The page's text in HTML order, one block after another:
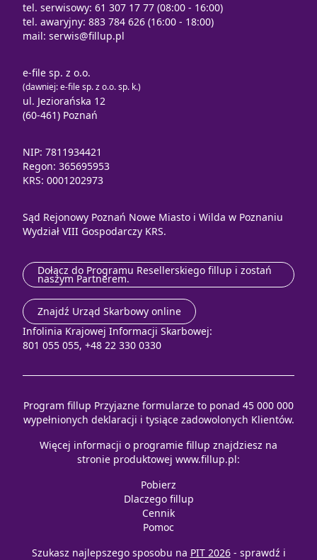
tel. serwisowy: 61 307 17 77 (08:00 - 16:00)
tel. awaryjny: 883 784 626 (16:00 - 18:00)
mail: serwis@fillup.pl
e-file sp. z o.o.
(dawniej: e-file sp. z o.o. sp. k.)
ul. Jeziorańska 12
(60-461) Poznań
NIP: 7811934421
Regon: 365695953
KRS: 0001202973
Sąd Rejonowy Poznań Nowe Miasto i Wilda w Poznaniu
Wydział VIII Gospodarczy KRS.
Dołącz do Programu Resellerskiego fillup i zostań
naszym Partnerem.
Znajdź Urząd Skarbowy online
Infolinia Krajowej Informacji Skarbowej:
801 055 055, +48 22 330 0330
Program fillup Przyjazne formularze to ponad 45 000 000
wypełnionych deklaracji i tysiące zadowolonych Klientów.
Więcej informacji o programie fillup znajdziesz na
stronie produktowej www.fillup.pl:
Pobierz
Dlaczego fillup
Cennik
Pomoc
Szukasz najlepszego sposobu na PIT 2026 - sprawdź i